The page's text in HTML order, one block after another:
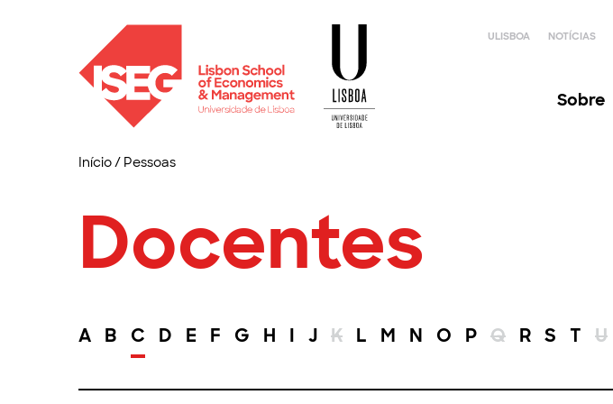
ULISBOA NOTÍCIAS
Sobre
Início/ Pessoas
Docentes
A B C D E F G H I J K L M N O P Q R S T U